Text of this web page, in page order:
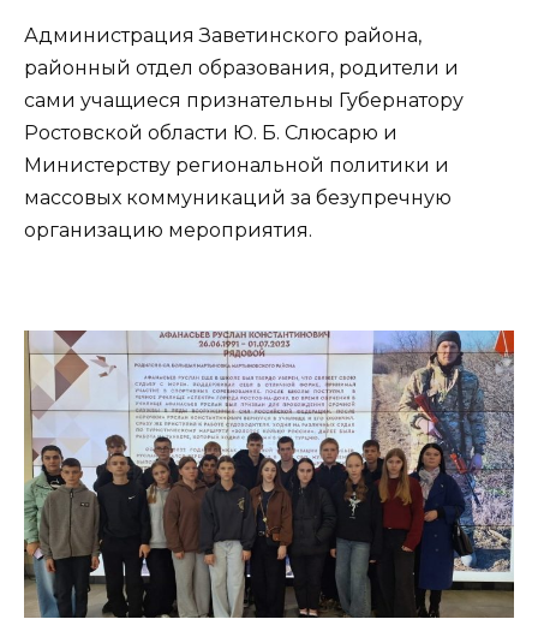
Администрация Заветинского района,
районный отдел образования, родители и
сами учащиеся признательны Губернатору
Ростовской области Ю. Б. Слюсарю и
Министерству региональной политики и
массовых коммуникаций за безупречную
организацию мероприятия.